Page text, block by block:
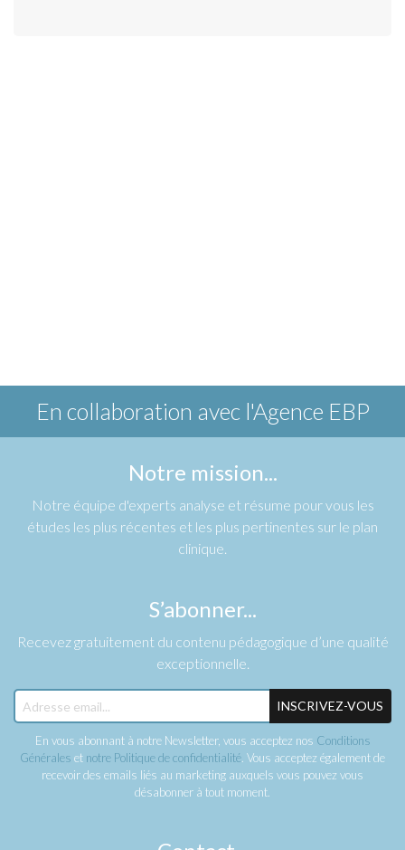
En collaboration avec l'Agence EBP
Notre mission...
Notre équipe d'experts analyse et résume pour vous les
études les plus récentes et les plus pertinentes sur le plan
clinique.
S’abonner...
Recevez gratuitement du contenu pédagogique d’une qualité
exceptionnelle.
INSCRIVEZ-VOUS
En vous abonnant à notre Newsletter, vous acceptez nos Conditions
Générales et notre Politique de confidentialité. Vous acceptez également de
recevoir des emails liés au marketing auxquels vous pouvez vous
désabonner à tout moment.